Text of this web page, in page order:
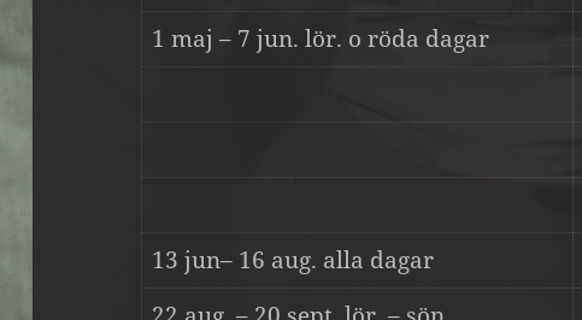
1 maj – 7 jun. lör. o röda dagar
13 jun– 16 aug. alla dagar